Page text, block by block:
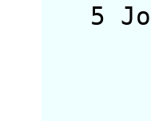
5